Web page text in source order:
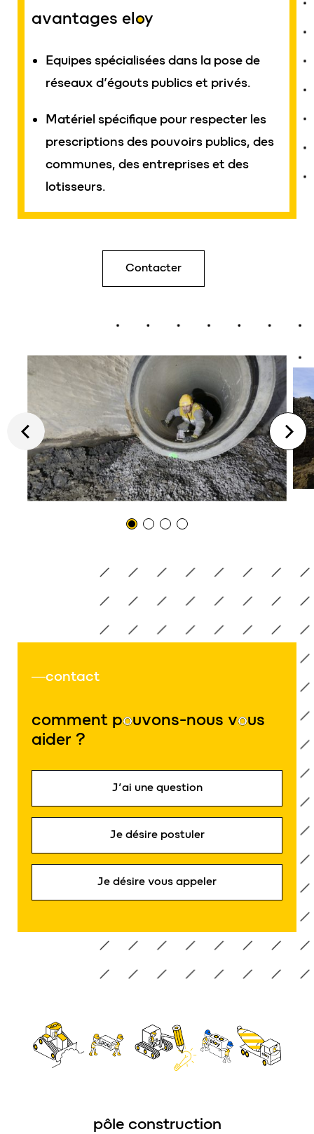
avantages eloy
Equipes spécialisées dans la pose de
réseaux d’égouts publics et privés.
Matériel spécifique pour respecter les
prescriptions des pouvoirs publics, des
communes, des entreprises et des
lotisseurs.
Contacter
contact
comment pouvons-nous vous
aider ?
J’ai une question
Je désire postuler
Je désire vous appeler
pôle construction